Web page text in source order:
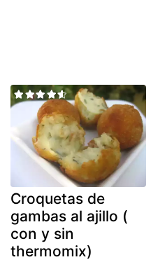
Croquetas de
gambas al ajillo (
con y sin
thermomix)